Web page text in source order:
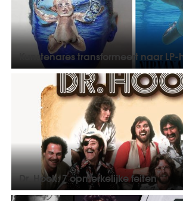
Kunstenares transformeert naar LP-
Dr. Hook: 7 opmerkelijke feiten